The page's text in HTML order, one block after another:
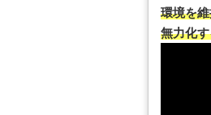
環境を
無力化